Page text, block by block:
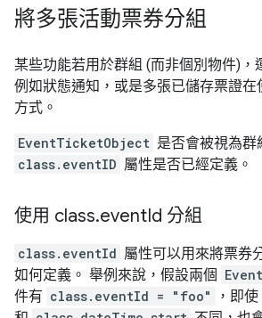
將多張活動票券分組
某些功能若用於群組 (而非個別物件)，
例如狀態通知，或是多張已儲存票證在
方式。
EventTicketObject 是否會被視為群
class.eventID 屬性是否已經定義。
使用 class.eventId 分組
class.eventId 屬性可以用來將票券
如何定義。 舉例來說，假設兩個
件有 class.eventId = "foo" ，即使